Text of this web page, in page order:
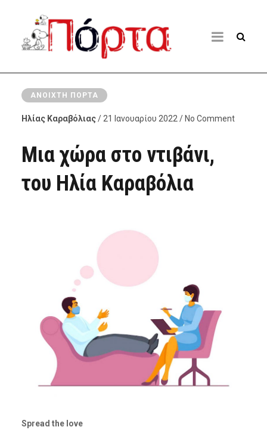
ΑΝΟΙΧΤΉ ΠΌΡΤΑ
Ηλίας Καραβόλιας/ 21 Ιανουαρίου 2022 / No Comment
Μια χώρα στο ντιβάνι,
του Ηλία Καραβόλια
Spread the love